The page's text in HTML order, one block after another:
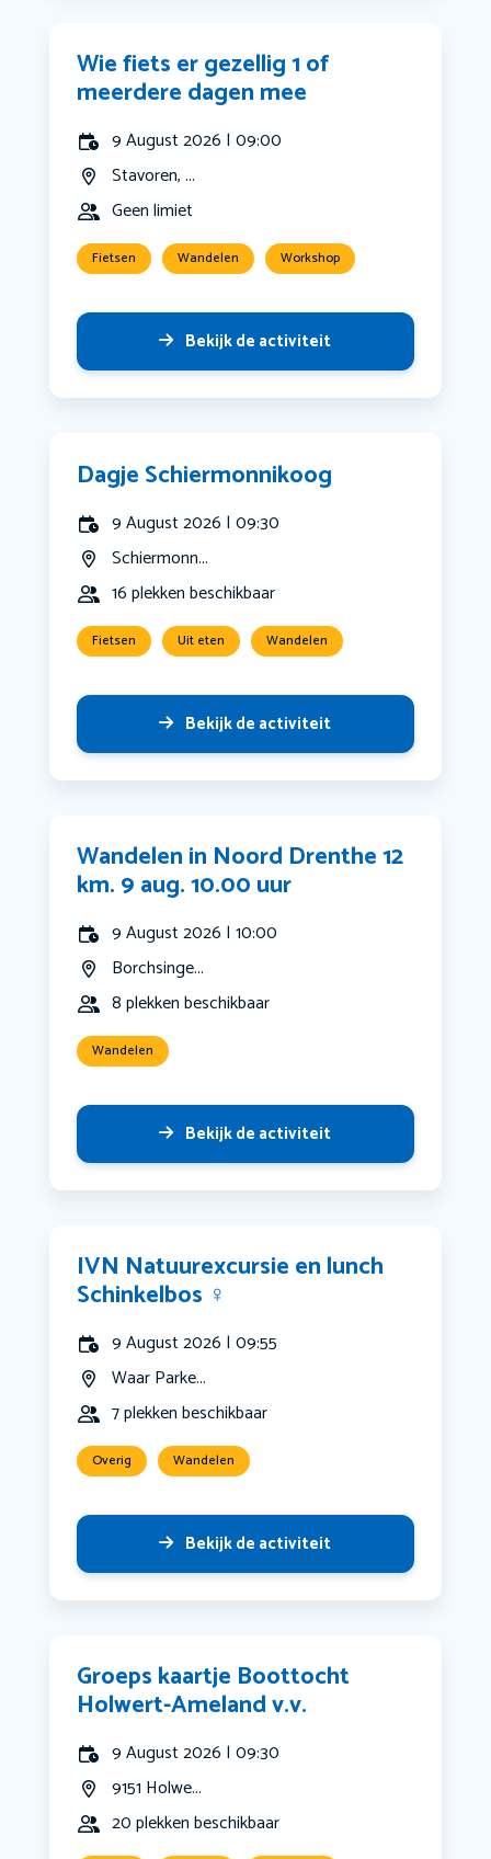
Wie fiets er gezellig 1 of
meerdere dagen mee
9 August 2026 | 09:00
Stavoren, ...
Geen limiet
Fietsen Wandelen Workshop
Bekijk de activiteit
Dagje Schiermonnikoog
9 August 2026 | 09:30
Schiermonn...
16 plekken beschikbaar
Fietsen Uit eten Wandelen
Bekijk de activiteit
Wandelen in Noord Drenthe 12
km. 9 aug. 10.00 uur
9 August 2026 | 10:00
Borchsinge...
8 plekken beschikbaar
Wandelen
Bekijk de activiteit
IVN Natuurexcursie en lunch
Schinkelbos ‍♀️
9 August 2026 | 09:55
Waar Parke...
7 plekken beschikbaar
Overig Wandelen
Bekijk de activiteit
Groeps kaartje Boottocht
Holwert-Ameland v.v.
9 August 2026 | 09:30
9151 Holwe...
20 plekken beschikbaar